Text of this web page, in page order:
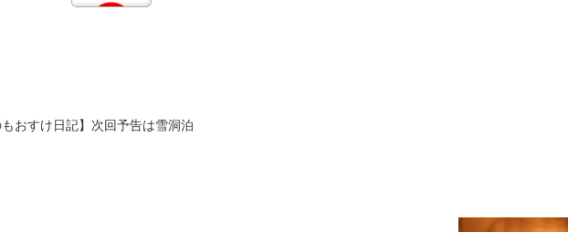
もおすけ日記】次回予告は雪洞泊